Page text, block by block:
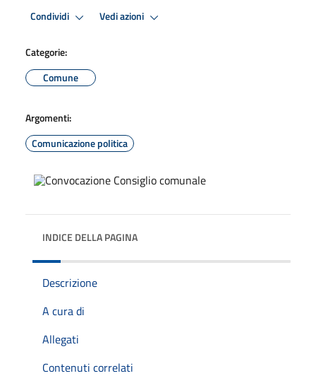
Condividi Vedi azioni
Categorie:
Comune
Argomenti:
Comunicazione politica
INDICE DELLA PAGINA
Descrizione
A cura di
Allegati
Contenuti correlati